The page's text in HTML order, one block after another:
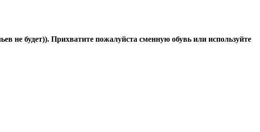
будет)). Прихватите пожалуйста сменную обувь или используйте